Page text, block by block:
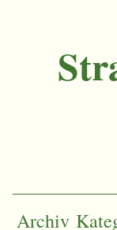
Archiv